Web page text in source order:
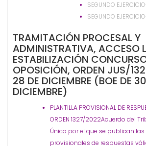
SEGUNDO
SEGUNDO
TRAMITACIÓN PROCESAL Y
ADMINISTRATIVA, ACCESO
ESTABILIZACIÓN
OPOSICIÓN, ORDEN JUS/
28 DE DICIEMBRE (BOE DE
DICIEMBRE)
PLANTILLA PROVISIONAL DE
ORDEN 1327/2022​Acuerdo del
Único por el que se publican
provisionales de respuestas